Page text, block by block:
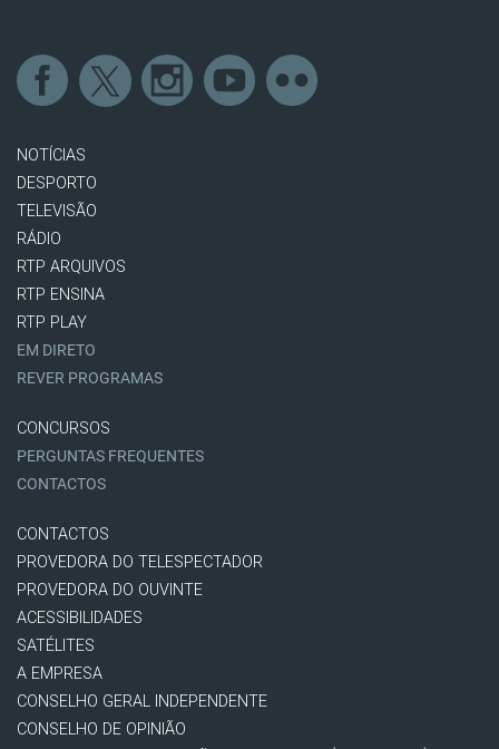
NOTÍCIAS
DESPORTO
TELEVISÃO
RÁDIO
RTP ARQUIVOS
RTP ENSINA
RTP PLAY
EM DIRETO
REVER PROGRAMAS
CONCURSOS
PERGUNTAS FREQUENTES
CONTACTOS
CONTACTOS
PROVEDORA DO TELESPECTADOR
PROVEDORA DO OUVINTE
ACESSIBILIDADES
SATÉLITES
A EMPRESA
CONSELHO GERAL INDEPENDENTE
CONSELHO DE OPINIÃO